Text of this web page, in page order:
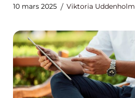
10 mars 2025 Viktoria Uddenholm